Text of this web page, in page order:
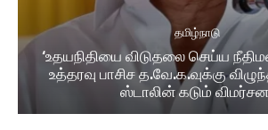
தமிழ்நாடு
‘உதயநிதியை விடுதலை செய்ய
உத்தரவு பாசிச த.வே.க.வுக்கு
ஸ்டாலின் கடும்